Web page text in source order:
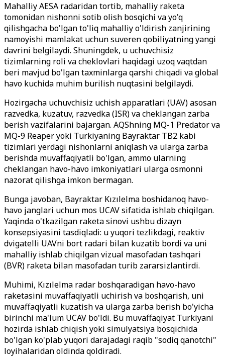
Mahalliy AESA radaridan tortib, mahalliy raketa
tomonidan nishonni sotib olish bosqichi va yo'q
qilishgacha bo'lgan to'liq mahalliy o'ldirish zanjirining
namoyishi mamlakat uchun suveren qobiliyatning yangi
davrini belgilaydi. Shuningdek, u uchuvchisiz
tizimlarning roli va cheklovlari haqidagi uzoq vaqtdan
beri mavjud bo'lgan taxminlarga qarshi chiqadi va global
havo kuchida muhim burilish nuqtasini belgilaydi.
Hozirgacha uchuvchisiz uchish apparatlari (UAV) asosan
razvedka, kuzatuv, razvedka (ISR) va cheklangan zarba
berish vazifalarini bajargan. AQShning MQ-1 Predator va
MQ-9 Reaper yoki Turkiyaning Bayraktar TB2 kabi
tizimlari yerdagi nishonlarni aniqlash va ularga zarba
berishda muvaffaqiyatli bo'lgan, ammo ularning
cheklangan havo-havo imkoniyatlari ularga osmonni
nazorat qilishga imkon bermagan.
Bunga javoban, Bayraktar Kızılelma boshidanoq havo-
havo janglari uchun mos UCAV sifatida ishlab chiqilgan.
Yaqinda o'tkazilgan raketa sinovi ushbu dizayn
konsepsiyasini tasdiqladi: u yuqori tezlikdagi, reaktiv
dvigatelli UAVni bort radari bilan kuzatib bordi va uni
mahalliy ishlab chiqilgan vizual masofadan tashqari
(BVR) raketa bilan masofadan turib zararsizlantirdi.
Muhimi, Kızılelma radar boshqaradigan havo-havo
raketasini muvaffaqiyatli uchirish va boshqarish, uni
muvaffaqiyatli kuzatish va ularga zarba berish bo'yicha
birinchi ma'lum UCAV bo'ldi. Bu muvaffaqiyat Turkiyani
hozirda ishlab chiqish yoki simulyatsiya bosqichida
bo'lgan ko'plab yuqori darajadagi raqib "sodiq qanotchi"
loyihalaridan oldinda qoldiradi.